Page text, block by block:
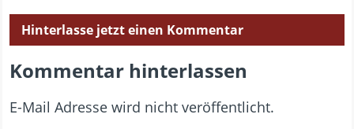
Hinterlasse jetzt einen Kommentar
Kommentar hinterlassen
E-Mail Adresse wird nicht veröffentlicht.